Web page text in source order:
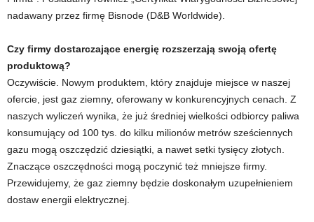
nadawany przez firmę Bisnode (D&B Worldwide).
Czy firmy dostarczające energię rozszerzają swoją ofertę
produktową?
Oczywiście. Nowym produktem, który znajduje miejsce w naszej
ofercie, jest gaz ziemny, oferowany w konkurencyjnych cenach. Z
naszych wyliczeń wynika, że już średniej wielkości odbiorcy paliwa
konsumujący od 100 tys. do kilku milionów metrów sześciennych
gazu mogą oszczędzić dziesiątki, a nawet setki tysięcy złotych.
Znaczące oszczędności mogą poczynić też mniejsze firmy.
Przewidujemy, że gaz ziemny będzie doskonałym uzupełnieniem
dostaw energii elektrycznej.